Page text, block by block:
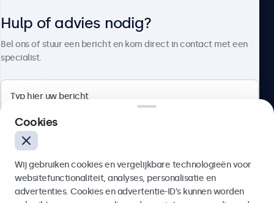
4.8/5 door 5000+ bedrijven
Nederlands
Hulp of advies nodig?
Bel ons of stuur een bericht en kom direct in contact met een
specialist.
Cookies
Wij gebruiken cookies en vergelijkbare technologieën voor
websitefunctionaliteit, analyses, personalisatie en
advertenties. Cookies en advertentie-ID’s kunnen worden